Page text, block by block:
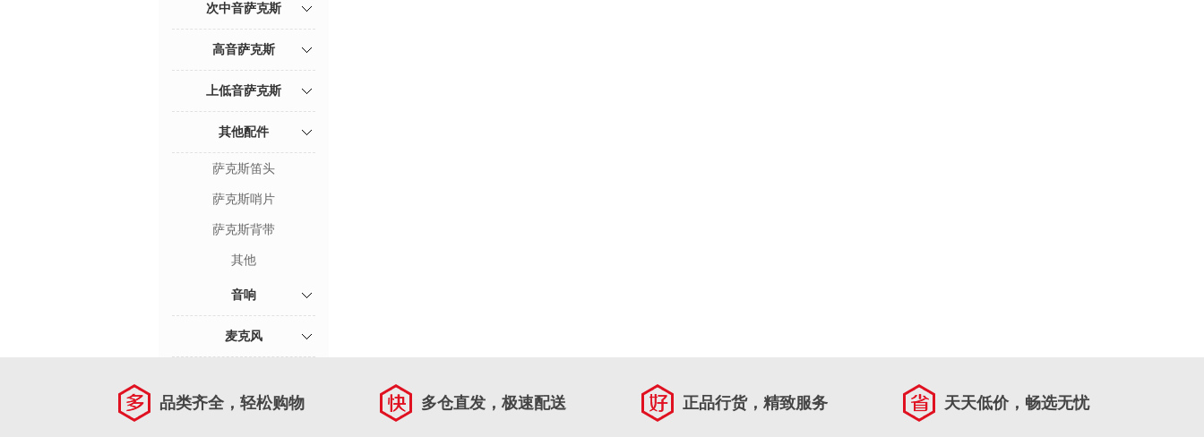
次中音萨克斯
高音萨克斯
上低音萨克斯
其他配件
萨克斯笛头
萨克斯哨片
萨克斯背带
其他
音响
麦克风
品类齐全，轻松购物 多仓直发，极速配送 正品行货，精致服务 天天低价，畅选无忧